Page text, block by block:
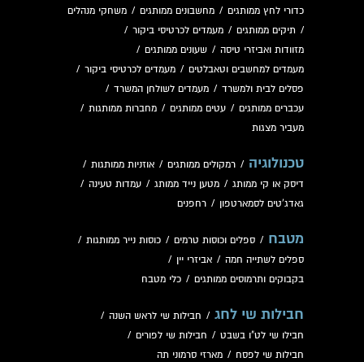
כדורי לחץ ממותגים / מחשבונים ממותגים / משחקי מנהלים
/ תיקים ממותגים / מעמדים לכרטיסי ביקור /
מזוודות ואביזרי טיסה / שעונים ממותגים /
מעמדים למחשבים וטאבלטים / מעמדים לכרטיסי ביקור /
פסלים לבית ולמשרד / מעמדים לשולחן המשרד /
עכברים ממותגים / עטים ממותגים / מחברות ממותגות /
מעביר מצגות
טכנולוגיה / רמקולים ממותגים / אוזניות ממותגות /
דיסק או קי ממותג / מטען נייד ממותג / עמדות טעינה /
גאדג'טים לסמארטפון / רחפנים
מטבח / ספלים וכוסות טרמים / כוסות נייר ממותגות /
ספלים לשתייה חמה / אביזרי יין /
בקבוקים ותרמוסים ממותגים / כלי מטבח
חבילות שי לחג / חבילות שי לראש השנה /
חבילו שי לט"ו בשבט / חבילות שי לפורים /
חבילות שי לפסח / מארזי סרמוני תה